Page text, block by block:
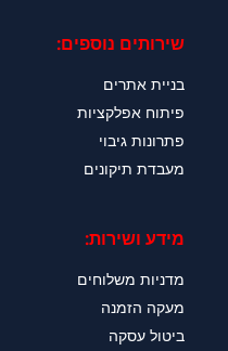
שירותים נוספים:
בניית אתרים
פיתוח אפלקציות
פתרונות גיבוי
מעבדת תיקונים
מידע ושירות:
מדניות משלוחים
מעקה הזמנה
ביטול עסקה